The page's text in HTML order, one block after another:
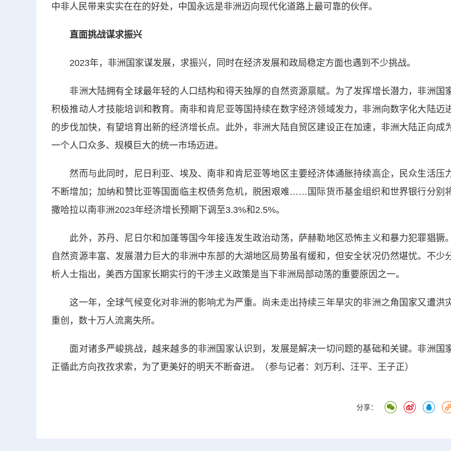
中非人民带来实实在在的好处，中国永远是非洲迈向现代化道路上最可靠的伙伴。
直面挑战谋求振兴
2023年，非洲国家谋发展，求振兴，同时在经济发展和政局稳定方面也遇到不少挑战。
非洲大陆拥有全球最年轻的人口结构和得天独厚的自然资源禀赋。为了发挥增长潜力，非洲国
积极推动人才技能培训和教育。南非和肯尼亚等国持续在数字经济领域发力，非洲向数字化大陆迈
的步伐加快，有望培育出新的经济增长点。此外，非洲大陆自贸区建设正在加速，非洲大陆正向成
一个人口众多、规模巨大的统一市场迈进。
然而与此同时，尼日利亚、埃及、南非和肯尼亚等地区主要经济体通胀持续高企，民众生活压
不断增加；加纳和赞比亚等国面临主权债务危机，脱困艰难……国际货币基金组织和世界银行分别
撒哈拉以南非洲2023年经济增长预期下调至3.3%和2.5%。
此外，苏丹、尼日尔和加蓬等国今年接连发生政治动荡，萨赫勒地区恐怖主义和暴力犯罪猖獗。
自然资源丰富、发展潜力巨大的非洲中东部的大湖地区局势虽有缓和，但安全状况仍然堪忧。不少
析人士指出，美西方国家长期实行的干涉主义政策是当下非洲局部动荡的重要原因之一。
这一年，全球气候变化对非洲的影响尤为严重。尚未走出持续三年旱灾的非洲之角国家又遭洪
重创，数十万人流离失所。
面对诸多严峻挑战，越来越多的非洲国家认识到，发展是解决一切问题的基础和关键。非洲国
正循此方向孜孜求索，为了更美好的明天不断奋进。（参与记者：刘万利、汪平、王子正）
分享：